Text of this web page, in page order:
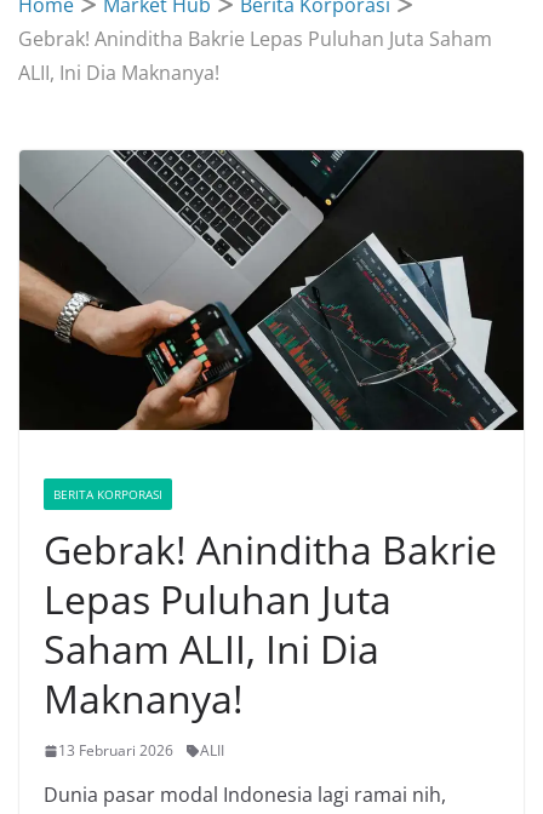
Gebrak! Aninditha Bakrie Lepas Puluhan Juta Saham
ALII, Ini Dia Maknanya!
BERITA KORPORASI
Gebrak! Aninditha Bakrie
Lepas Puluhan Juta
Saham ALII, Ini Dia
Maknanya!
13 Februari 2026 ALII
Dunia pasar modal Indonesia lagi ramai nih,